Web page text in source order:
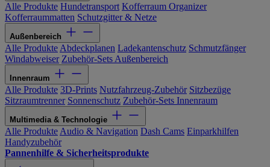
Alle Produkte Hundetransport Kofferraum Organizer
Kofferraummatten Schutzgitter & Netze
Außenbereich
Alle Produkte Abdeckplanen Ladekantenschutz Schmutzfänger
Windabweiser Zubehör-Sets Außenbereich
Innenraum
Alle Produkte 3D-Prints Nutzfahrzeug-Zubehör Sitzbezüge
Sitzraumtrenner Sonnenschutz Zubehör-Sets Innenraum
Multimedia & Technologie
Alle Produkte Audio & Navigation Dash Cams Einparkhilfen
Handyzubehör
Pannenhilfe & Sicherheitsprodukte